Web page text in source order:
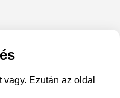
Ezután az oldal